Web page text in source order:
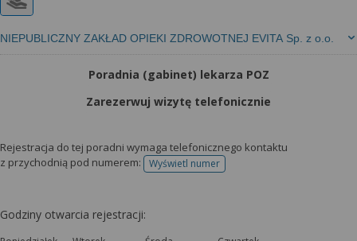
NIEPUBLICZNY ZAKŁAD OPIEKI ZDROWOTNEJ EVITA Sp. z o.o.
Poradnia (gabinet) lekarza POZ
Zarezerwuj wizytę telefonicznie
Rejestracja do tej poradni wymaga telefonicznego kontaktu
z przychodnią pod numerem:
Wyświetl numertelefonu do rejestracji
Godziny otwarcia rejestracji: